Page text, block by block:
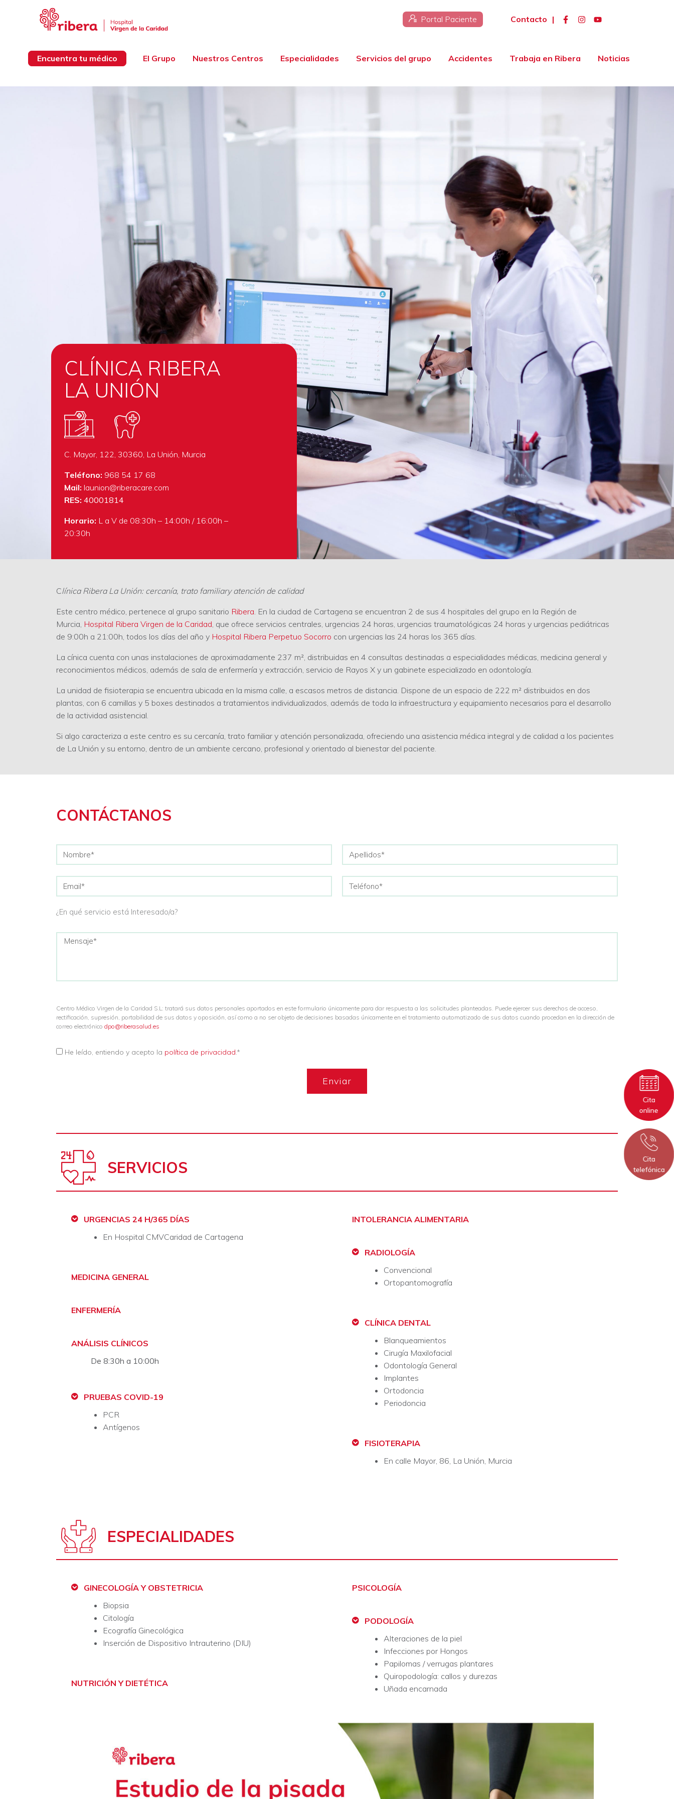
Portal Paciente Contacto |
Encuentra tu médico El Grupo Nuestros Centros Especialidades Servicios del grupo Accidentes Trabaja en Ribera Noticias
CLÍNICA RIBERA
LA UNIÓN
C. Mayor, 122, 30360, La Unión, Murcia
Teléfono: 968 54 17 68
Mail: launion@riberacare.com
RES: 40001814
Horario: L a V de 08:30h – 14:00h / 16:00h –
20:30h
Clínica Ribera La Unión: cercanía, trato familiary atención de calidad
Este centro médico, pertenece al grupo sanitario Ribera . En la ciudad de Cartagena se encuentran 2 de sus 4 hospitales del grupo en la Región de
Murcia, Hospital Ribera Virgen de la Caridad , que ofrece servicios centrales, urgencias 24 horas, urgencias traumatológicas 24 horas y urgencias pediátricas
de 9:00h a 21:00h, todos los días del año y Hospital Ribera Perpetuo Socorro con urgencias las 24 horas los 365 días.
La cínica cuenta con unas instalaciones de aproximadamente 237 m², distribuidas en 4 consultas destinadas a especialidades médicas, medicina general y
reconocimientos médicos, además de sala de enfermería y extracción, servicio de Rayos X y un gabinete especializado en odontología.
La unidad de fisioterapia se encuentra ubicada en la misma calle, a escasos metros de distancia. Dispone de un espacio de 222 m² distribuidos en dos
plantas, con 6 camillas y 5 boxes destinados a tratamientos individualizados, además de toda la infraestructura y equipamiento necesarios para el desarrollo
de la actividad asistencial.
Si algo caracteriza a este centro es su cercanía, trato familiar y atención personalizada, ofreciendo una asistencia médica integral y de calidad a los pacientes
de La Unión y su entorno, dentro de un ambiente cercano, profesional y orientado al bienestar del paciente.
CONTÁCTANOS
¿En qué servicio está Interesado/a?
Centro Médico Virgen de la Caridad S.L: tratará sus datos personales aportados en este formulario únicamente para dar respuesta a las solicitudes planteadas. Puede ejercer sus derechos de acceso,
rectificación, supresión, portabilidad de sus datos y oposición, así como a no ser objeto de decisiones basadas únicamente en el tratamiento automatizado de sus datos cuando procedan en la dirección de
correo electrónico dpo@riberasalud.es
He leído, entiendo y acepto la política de privacidad.*
Enviar
SERVICIOS
URGENCIAS 24 H/365 DÍAS
En Hospital CMVCaridad de Cartagena
MEDICINA GENERAL​
ENFERMERÍA​
ANÁLISIS CLÍNICOS
De 8:30h a 10:00h
PRUEBAS COVID-19
PCR
Antígenos
INTOLERANCIA ALIMENTARIA
RADIOLOGÍA​
Convencional
Ortopantomografía
CLÍNICA DENTAL
Blanqueamientos
Cirugía Maxilofacial
Odontología General
Implantes
Ortodoncia
Periodoncia
FISIOTERAPIA
En calle Mayor, 86, La Unión, Murcia
ESPECIALIDADES
GINECOLOGÍA Y OBSTETRICIA
Biopsia
Citología
Ecografía Ginecológica
Inserción de Dispositivo Intrauterino (DIU)
NUTRICIÓN Y DIETÉTICA
PSICOLOGÍA
PODOLOGÍA
Alteraciones de la piel
Infecciones por Hongos
Papilomas / verrugas plantares
Quiropodología: callos y durezas
Uñada encarnada
Cita
online
Cita
telefónica